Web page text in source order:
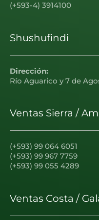
(+593-4) 3914100
Shushufindi
Dirección:
Río Aguarico y 7 de
Ventas Sierra /
(+593) 99 064 6051
(+593) 99 967 7759
(+593) 99 055 4289
Ventas Costa /